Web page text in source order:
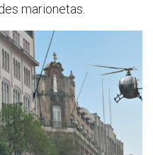
marionetas.